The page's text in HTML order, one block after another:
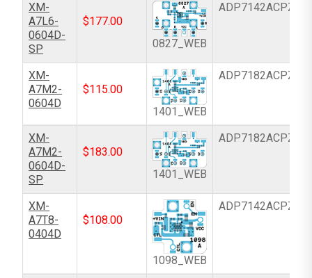
XM-
A7L6-
0604D-
SP
$177.00
0827_WEB
ADP7142ACPZN-
XM-
A7M2-
0604D
$115.00
1401_WEB
ADP7182ACPZN-
XM-
A7M2-
0604D-
SP
$183.00
1401_WEB
ADP7182ACPZN-
XM-
A7T8-
0404D
$108.00
1098_WEB
ADP7142ACPZN-